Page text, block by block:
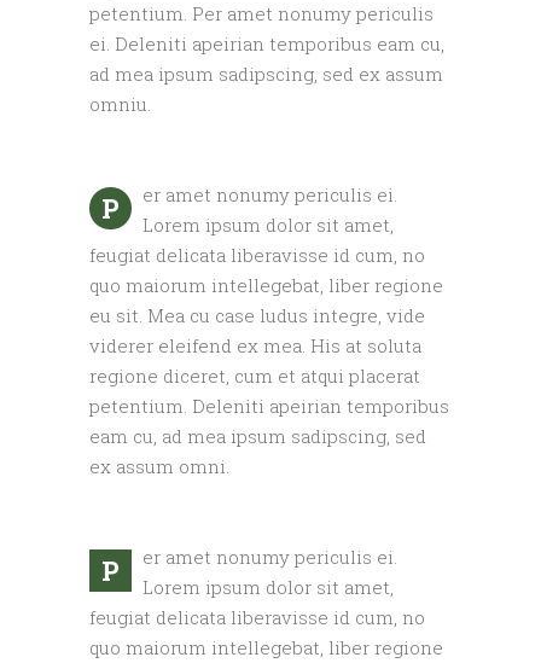
petentium. Per amet nonumy periculis
ei. Deleniti apeirian temporibus eam cu,
ad mea ipsum sadipscing, sed ex assum
omniu.
P
er amet nonumy periculis ei.
Lorem ipsum dolor sit amet,
feugiat delicata liberavisse id cum, no
quo maiorum intellegebat, liber regione
eu sit. Mea cu case ludus integre, vide
viderer eleifend ex mea. His at soluta
regione diceret, cum et atqui placerat
petentium. Deleniti apeirian temporibus
eam cu, ad mea ipsum sadipscing, sed
ex assum omni.
P
er amet nonumy periculis ei.
Lorem ipsum dolor sit amet,
feugiat delicata liberavisse id cum, no
quo maiorum intellegebat, liber regione